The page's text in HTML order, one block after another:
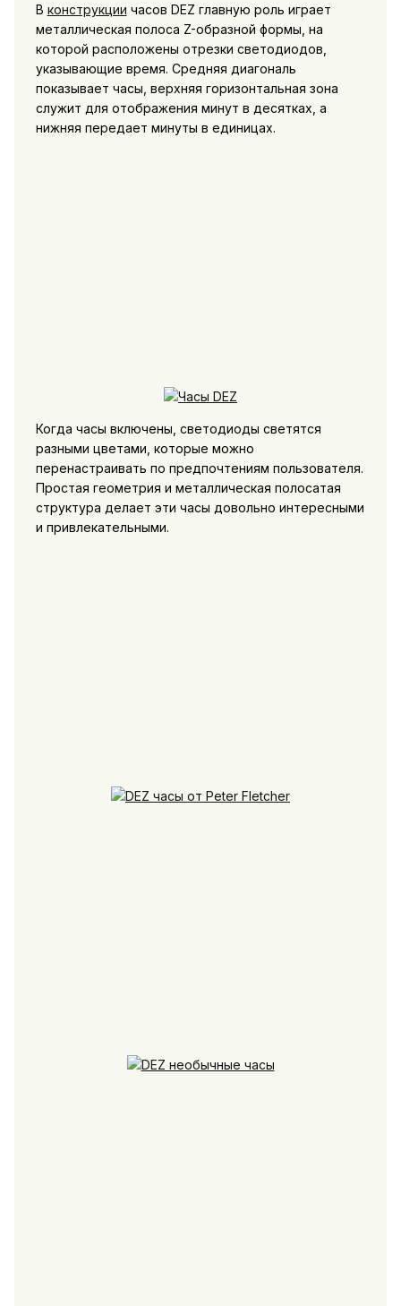
В конструкции часов DEZ главную роль играет
металлическая полоса Z-образной формы, на
которой расположены отрезки светодиодов,
указывающие время. Средняя диагональ
показывает часы, верхняя горизонтальная зона
служит для отображения минут в десятках, а
нижняя передает минуты в единицах.
Когда часы включены, светодиоды светятся
разными цветами, которые можно
перенастраивать по предпочтениям пользователя.
Простая геометрия и металлическая полосатая
структура делает эти часы довольно интересными
и привлекательными.